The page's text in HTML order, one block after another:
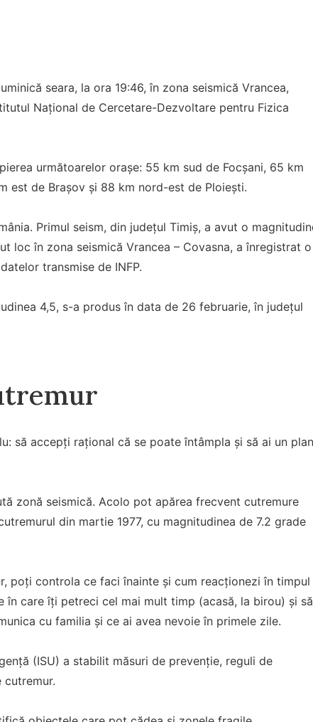
seara, la ora 19:46, în zona seismică Vrancea,
Național de Cercetare-Dezvoltare pentru Fizica
următoarelor orașe: 55 km sud de Focșani, 65 km
est de Brașov și 88 km nord-est de Ploiești.
Primul seism, din judeţul Timiş, a avut o
loc în zona seismică Vrancea – Covasna, a înregistrat o
transmise de INFP.
4,5, s-a produs în data de 26 februarie, în județul
să accepți rațional că se poate întâmpla și să ai un plan
zonă seismică. Acolo pot apărea frecvent cutremure
din martie 1977, cu magnitudinea de 7.2 grade
poți controla ce faci înainte și cum reacționezi în timpul
în care îți petreci cel mai mult timp (acasă, la birou) și să
cu familia și ce ai avea nevoie în primele zile.
(ISU) a stabilit măsuri de prevenție, reguli de